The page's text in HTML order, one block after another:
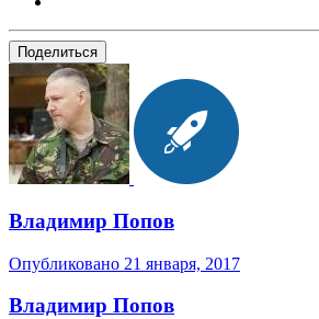
Поделиться
Владимир Попов
Опубликовано 21 января, 2017
Владимир Попов